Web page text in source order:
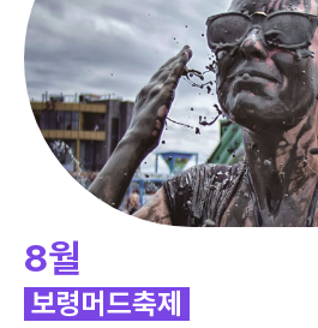
8월
보령머드축제